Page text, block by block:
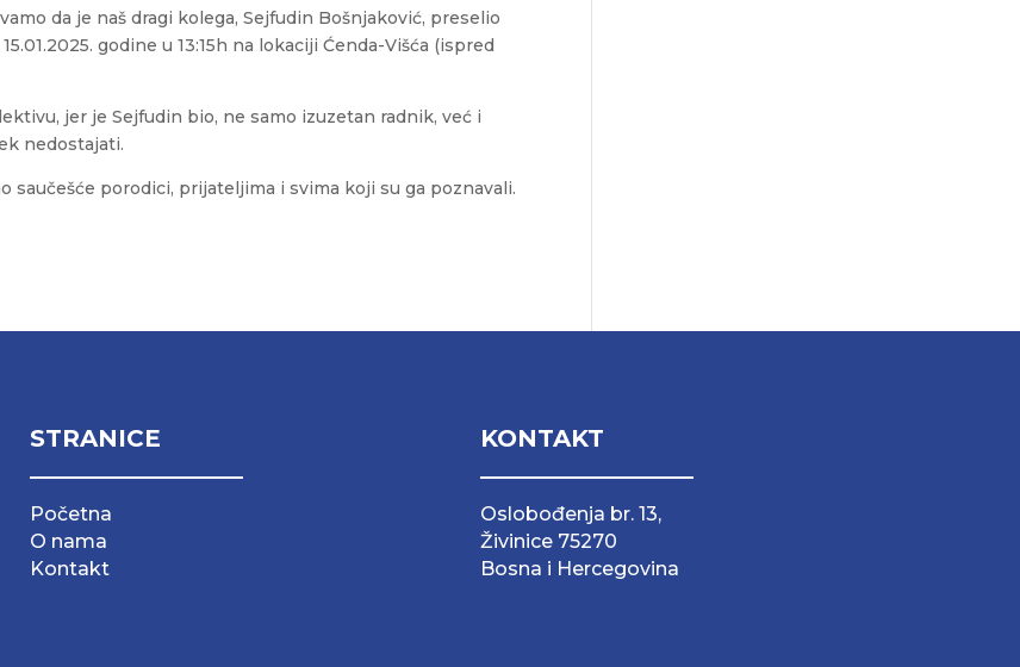
da je naš dragi kolega, Sejfudin Bošnjaković, preselio
godine u 13:15h na lokaciji Ćenda-Višća (ispred
jer je Sejfudin bio, ne samo izuzetan radnik, već i
nedostajati.
saučešće porodici, prijateljima i svima koji su ga poznavali.
STRANICE
Početna
O nama
Kontakt
KONTAKT
Oslobođenja br. 13,
Živinice 75270
Bosna i Hercegovina